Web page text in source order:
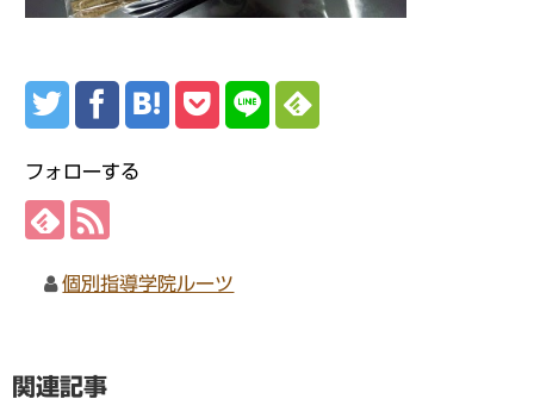
フォローする
個別指導学院ルーツ
関連記事